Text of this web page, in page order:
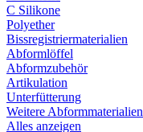
C Silikone
Polyether
Bissregistriermaterialien
Abformlöffel
Abformzubehör
Artikulation
Unterfütterung
Weitere Abformmaterialien
Alles anzeigen